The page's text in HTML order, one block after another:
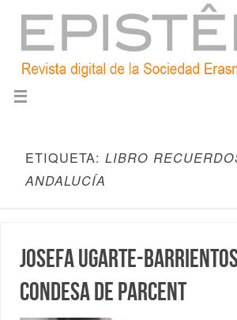
ETIQUETA: LIBRO
ANDALUCÍA
Josefa Ugarte-
Condesa de Parcent